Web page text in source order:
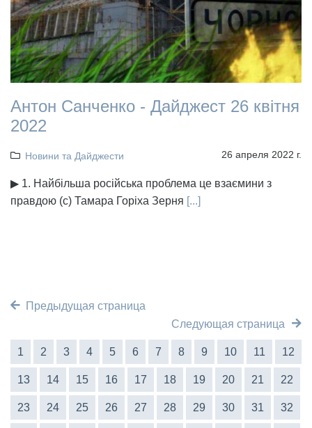
Антон Санченко - Дайджест 26 квітня
2022
Новини та Дайджести 26 апреля 2022 г.
▶ 1. Найбільша російська проблема це взаємини з
правдою (с) Тамара Горіха Зерня [...]
Предыдущая страница
Следующая страница
1 2 3 4 5 6 7 8 9 10 11 12
13 14 15 16 17 18 19 20 21 22
23 24 25 26 27 28 29 30 31 32